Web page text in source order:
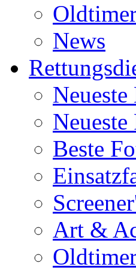
News
Neueste
Beste
Art &